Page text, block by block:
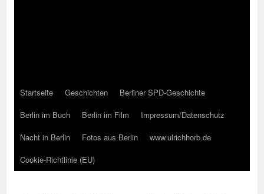
Startseite Geschichten
Berliner SPD-Geschichte
Berlin im Buch
Berlin im Film
Impressum/Datenschutz
Nacht in Berlin
Fotos aus Berlin
www.ulrichhorb.de
Cookie-Richtlinie (EU)